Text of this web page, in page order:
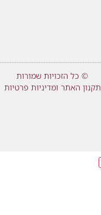
© כל הזכויות שמורות
תקנון האתר ומדיניות פרטיות